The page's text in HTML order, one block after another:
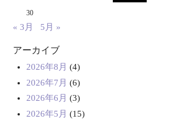
30
« 3月 5月 »
アーカイブ
2026年8月 (4)
2026年7月 (6)
2026年6月 (3)
2026年5月 (15)